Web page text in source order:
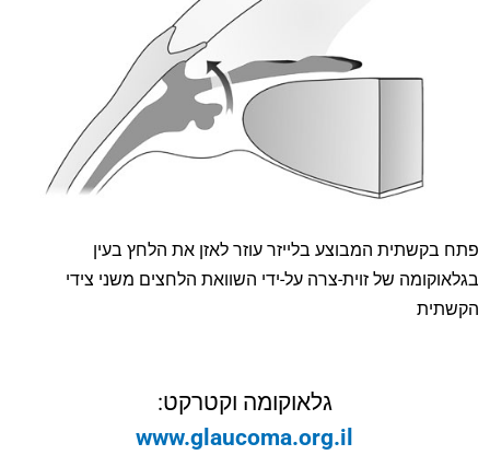
פתח בקשתית המבוצע בלייזר עוזר לאזן את הלחץ בעין
בגלאוקומה של זוית-צרה על-ידי השוואת הלחצים משני צידי
הקשתית
גלאוקומה וקטרקט:
www.glaucoma.org.il